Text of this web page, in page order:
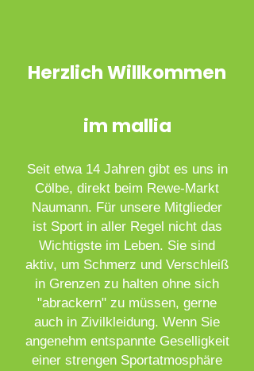
Herzlich Willkommen
im mallia
Seit etwa 14 Jahren gibt es uns in
Cölbe, direkt beim Rewe-Markt
Naumann. Für unsere Mitglieder
ist Sport in aller Regel nicht das
Wichtigste im Leben. Sie sind
aktiv, um Schmerz und Verschleiß
in Grenzen zu halten ohne sich
"abrackern" zu müssen, gerne
auch in Zivilkleidung. Wenn Sie
angenehm entspannte Geselligkeit
einer strengen Sportatmosphäre